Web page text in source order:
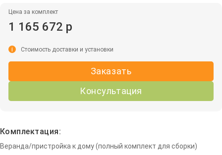
Цена за комплект
1 165 672 р
Заказать
Консультация
i Стоимость доставки и установки
Комплектация:
Веранда/пристройка к дому (полный комплект для сборки)